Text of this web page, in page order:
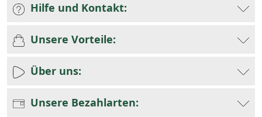
Hilfe und Kontakt:
Unsere Vorteile:
Über uns:
Unsere Bezahlarten: